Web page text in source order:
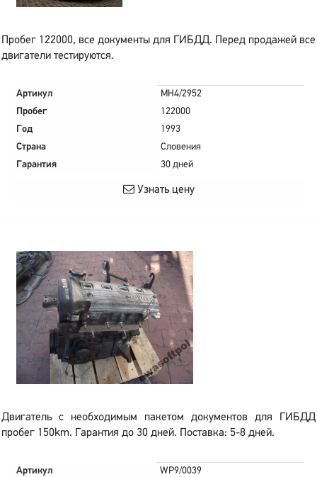
Пробег 122000, все документы для ГИБДД. Перед продажей все
двигатели тестируются.
Артикул
MH4/2952
Пробег
122000
Год
1993
Страна
Словения
Гарантия
30 дней
Узнать цену
Двигатель с необходимым пакетом документов для ГИБДД
пробег 150km. Гарантия до 30 дней. Поставка: 5-8 дней.
Артикул
WP9/0039